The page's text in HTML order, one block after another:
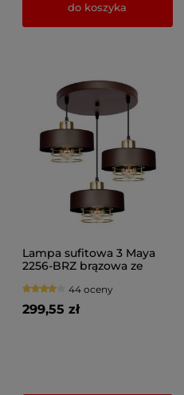
do koszyka
Lampa sufitowa 3 Maya
2256-BRZ brązowa ze
44 oceny
299,55 zł